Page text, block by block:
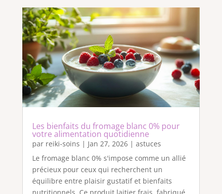
Les bienfaits du fromage blanc 0% pour
votre alimentation quotidienne
par reiki-soins | Jan 27, 2026| astuces
Le fromage blanc 0% s'impose comme un allié
précieux pour ceux qui recherchent un
équilibre entre plaisir gustatif et bienfaits
nutritionnels. Ce produit laitier frais, fabriqué